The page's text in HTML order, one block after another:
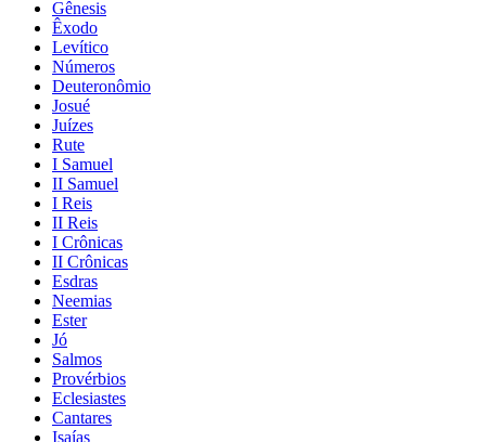
Gênesis
Êxodo
Levítico
Números
Deuteronômio
Josué
Juízes
Rute
I Samuel
II Samuel
I Reis
II Reis
I Crônicas
II Crônicas
Esdras
Neemias
Ester
Jó
Salmos
Provérbios
Eclesiastes
Cantares
Isaías